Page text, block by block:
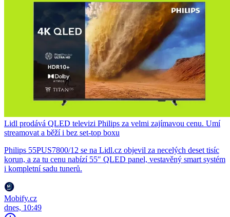
Lidl prodává QLED televizi Philips za velmi zajímavou cenu. Umí
streamovat a běží i bez set-top boxu
Philips 55PUS7800/12 se na Lidl.cz objevil za necelých deset tisíc
korun, a za tu cenu nabízí 55″ QLED panel, vestavěný smart systém
i kompletní sadu tunerů.
Mobify.cz
dnes, 10:49